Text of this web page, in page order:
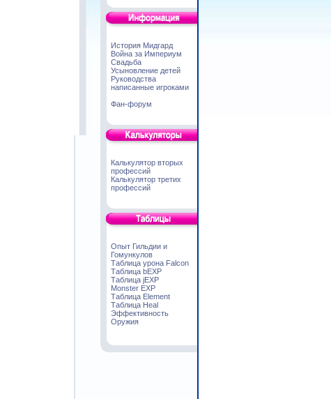
История Мидгард
Война за Империум
Свадьба
Усыновление детей
Руководства
написанные игроками
Фан-форум
Калькулятор вторых
профессий
Калькулятор третих
профессий
Опыт Гильдии и
Гомункулов
Таблица урона Falcon
Таблица bEXP
Таблица jEXP
Monster EXP
Таблица Element
Таблица Heal
Эффективность
Оружия